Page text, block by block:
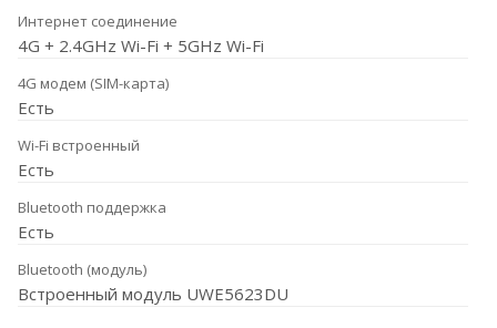
Интернет соединение
4G + 2.4GHz Wi-Fi + 5GHz Wi-Fi
4G модем (SIM-карта)
Есть
Wi-Fi встроенный
Есть
Bluetooth поддержка
Есть
Bluetooth (модуль)
Встроенный модуль UWE5623DU